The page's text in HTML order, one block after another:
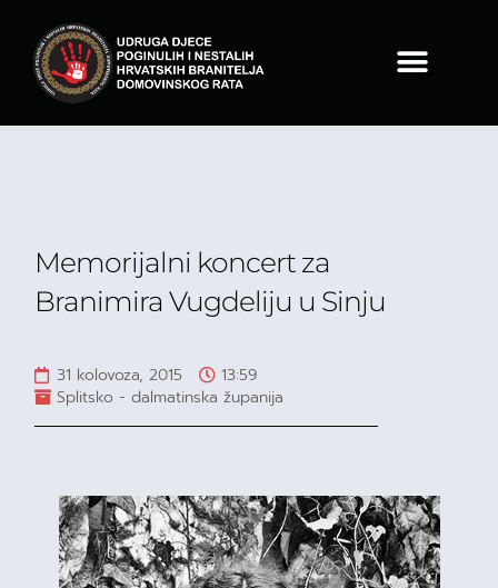
Memorijalni koncert za
Branimira Vugdeliju u Sinju
31 kolovoza, 2015
13:59
Splitsko - dalmatinska županija